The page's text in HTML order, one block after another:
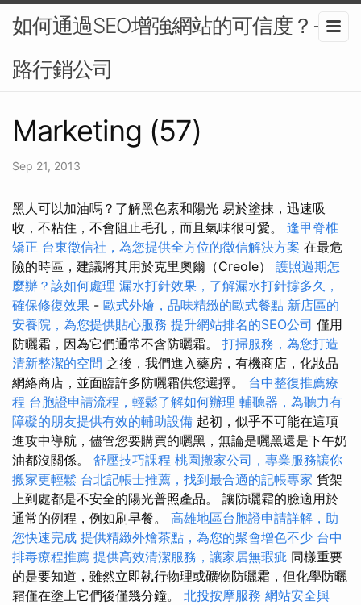
如何通過SEO增強網站的可信度？-網
路行銷公司
Marketing (57)
Sep 21, 2013
黑人可以加油嗎？了解黑色素和陽光 易於塗抹，迅速吸
收，不粘住，不會阻止毛孔，而且氣味很可愛。 逢甲脊椎
矯正 台東徵信社，為您提供全方位的徵信解決方案 在最危
險的時區，建議將其用於克里奧爾（Creole） 護照過期怎
麼辦？該如何處理 漏水打針效果，了解漏水打針撐多久，
確保修復效果 - 歐式外燴，品味精緻的歐式餐點 新店區的
安養院，為您提供貼心服務 提升網站排名的SEO公司 僅用
防曬霜，因為它們通常不含防曬霜。 打掃服務，為您打造
清新整潔的空間 之後，我們進入藥房，有機商店，化妝品
網絡商店，並面臨許多防曬霜供您選擇。 台中整復推薦療
程 台胞證申請流程，輕鬆了解如何辦理 輔聽器，為聽力有
障礙的朋友提供有效的輔助設備 起初，似乎不可能在這項
進攻中導航，儘管您要購買的曬黑，無論是曬黑還是下午奶
油都沒關係。 舒壓技巧課程 桃園搬家公司，專業服務讓你
搬家更輕鬆 台北記帳士推薦，找到最合適的記帳專家 貨架
上到處都是不安全的陽光普照產品。 讓防曬霜的臉適用於
通常的例程，例如刷早餐。 高雄地區台胞證申請詳解，助
您快速完成 提供精緻外燴茶點，為您的聚會增色不少 台中
排毒療程推薦 提供高效清潔服務，讓家居無瑕疵 同樣重要
的是要知道，雖然立即執行物理或礦物防曬霜，但化學防曬
霜僅在塗上它們後僅幾分鐘。 北投按摩服務 網站安全與